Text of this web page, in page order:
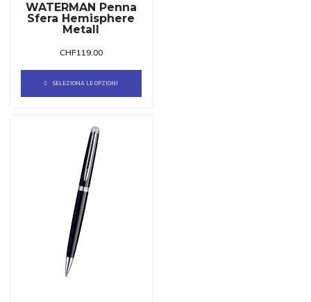
WATERMAN Penna
Sfera Hemisphere
Metall
CHF119.00
SELEZIONA LE OPZIONI